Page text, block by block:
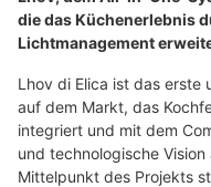
die das Küchenerlebnis
Lichtmanagement
Lhov di Elica ist das erste
auf dem Markt, das
integriert und mit dem
und technologische
Mittelpunkt des Projekts